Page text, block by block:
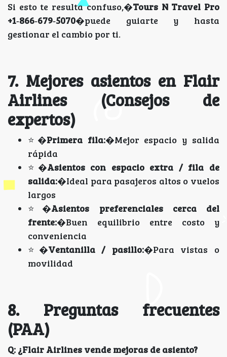
Si esto te resulta confuso,�Tours N Travel Pro
+1‑866‑679‑5070�puede guiarte y hasta
gestionar el cambio por ti.
7. Mejores asientos en Flair
Airlines (Consejos de
expertos)
⭐�Primera fila:�Mejor espacio y salida
rápida
⭐�Asientos con espacio extra / fila de
salida:�Ideal para pasajeros altos o vuelos
largos
⭐�Asientos preferenciales cerca del
frente:�Buen equilibrio entre costo y
conveniencia
⭐�Ventanilla / pasillo:�Para vistas o
movilidad
8. Preguntas frecuentes
(PAA)
Q: ¿Flair Airlines vende mejoras de asiento?